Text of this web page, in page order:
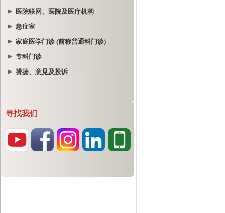
医院联网、医院及医疗机构
急症室
家庭医学门诊 (前称普通科门诊)
专科门诊
赞扬、意见及投诉
寻找我们